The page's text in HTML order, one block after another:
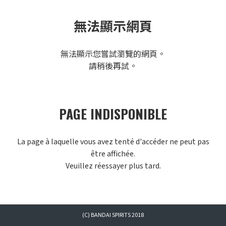
無法顯示網頁
無法顯示您嘗試瀏覽的網頁。
請稍後再試。
PAGE INDISPONIBLE
La page à laquelle vous avez tenté d'accéder ne peut pas
être affichée.
Veuillez réessayer plus tard.
(C) BANDAI SPIRITS 2018